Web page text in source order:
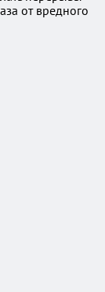
от вредного